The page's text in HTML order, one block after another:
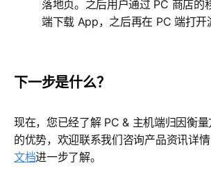
落地页。之后用户通过 PC 商店的
端下载 App，之后再在 PC 端打开
下一步是什么？
现在，您已经了解 PC & 主机端归因衡
的优势，欢迎联系我们咨询产品资讯详
文档进一步了解。